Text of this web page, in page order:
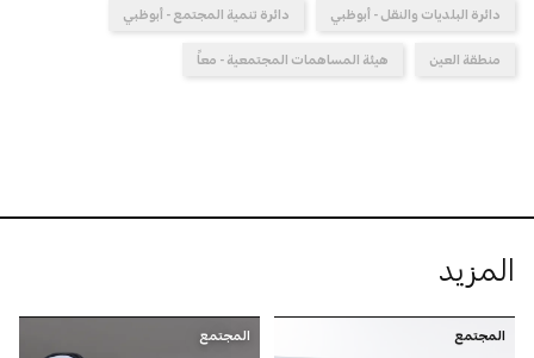
دائرة البلديات والنقل - أبوظبي دائرة تنمية المجتمع - أبوظبي
منطقة العين هيئة المساهمات المجتمعية - معاً
المزيد
المجتمع المجتمع